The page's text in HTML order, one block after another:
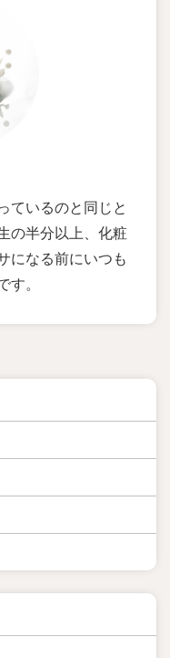
ているのと同じと
の半分以上、化粧
になる前にいつも
。